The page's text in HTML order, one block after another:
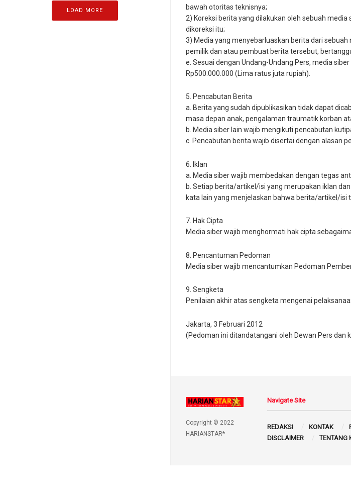
LOAD MORE
bawah otoritas teknisnya;
2) Koreksi berita yang dilakukan oleh sebuah
dikoreksi itu;
3) Media yang menyebarluaskan berita dari
pemilik dan atau pembuat berita tersebut,
e. Sesuai dengan Undang-Undang Pers, media
Rp500.000.000 (Lima ratus juta rupiah).
5. Pencabutan Berita
a. Berita yang sudah dipublikasikan tidak dapat
masa depan anak, pengalaman traumatik korban
b. Media siber lain wajib mengikuti pencabutan
c. Pencabutan berita wajib disertai dengan alasan
6. Iklan
a. Media siber wajib membedakan dengan tegas
b. Setiap berita/artikel/isi yang merupakan iklan dan
kata lain yang menjelaskan bahwa berita/artikel/isi
7. Hak Cipta
Media siber wajib menghormati hak cipta
8. Pencantuman Pedoman
Media siber wajib mencantumkan Pedoman
9. Sengketa
Penilaian akhir atas sengketa mengenai
Jakarta, 3 Februari 2012
(Pedoman ini ditandatangani oleh Dewan Pers dan
Copyright © 2022
HARIANSTAR*
Navigate Site
REDAKSI KONTAK
DISCLAIMER
TENTANG